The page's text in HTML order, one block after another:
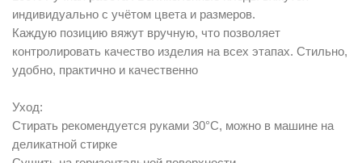
индивидуально с учётом цвета и размеров.
Каждую позицию вяжут вручную, что позволяет
контролировать качество изделия на всех этапах. Стильно,
удобно, практично и качественно
Уход:
Стирать рекомендуется руками 30°C, можно в машине на
деликатной стирке